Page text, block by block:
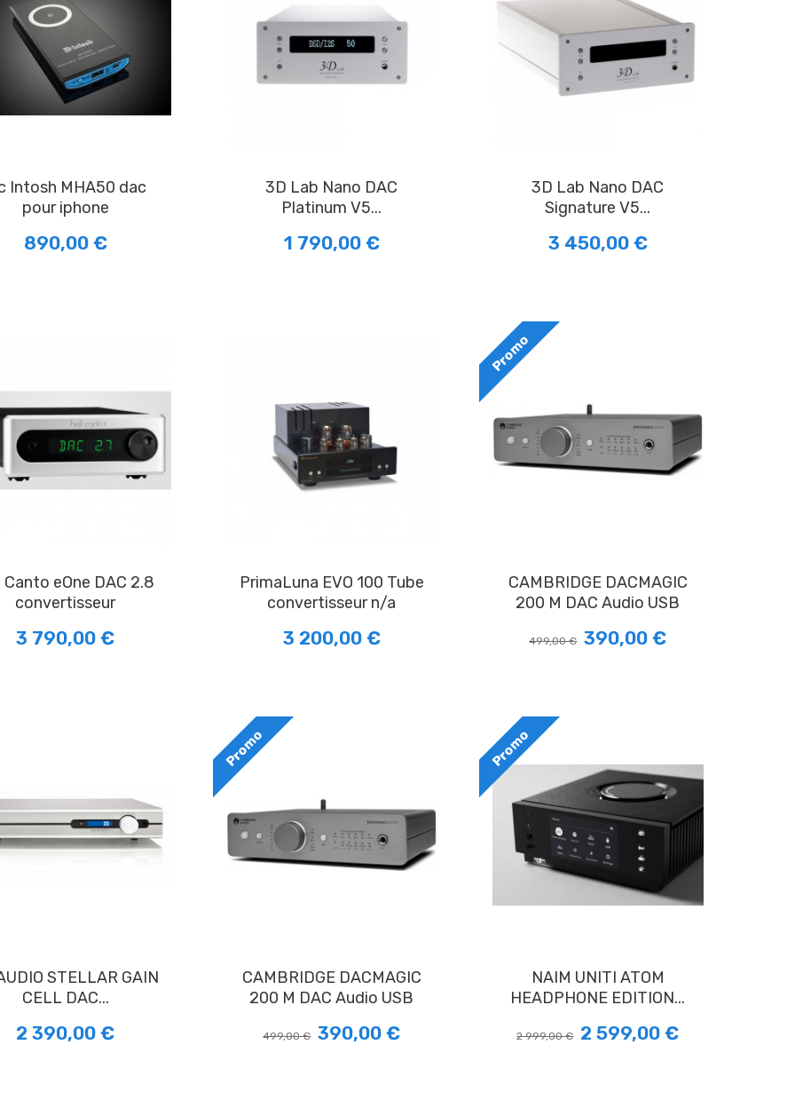
pour iphone
890,00 €
3D Lab Nano DAC
Platinum V5...
1 790,00 €
3D Lab Nano DAC
Signature V5...
3 450,00 €
convertisseur
3 790,00 €
PrimaLuna EVO 100 Tube
convertisseur n/a
3 200,00 €
Promo
CAMBRIDGE DACMAGIC
200 M DAC Audio USB
499,00 € 390,00 €
CELL DAC...
2 390,00 €
Promo
CAMBRIDGE DACMAGIC
200 M DAC Audio USB
499,00 € 390,00 €
Promo
NAIM UNITI ATOM
HEADPHONE EDITION...
2 999,00 € 2 599,00 €